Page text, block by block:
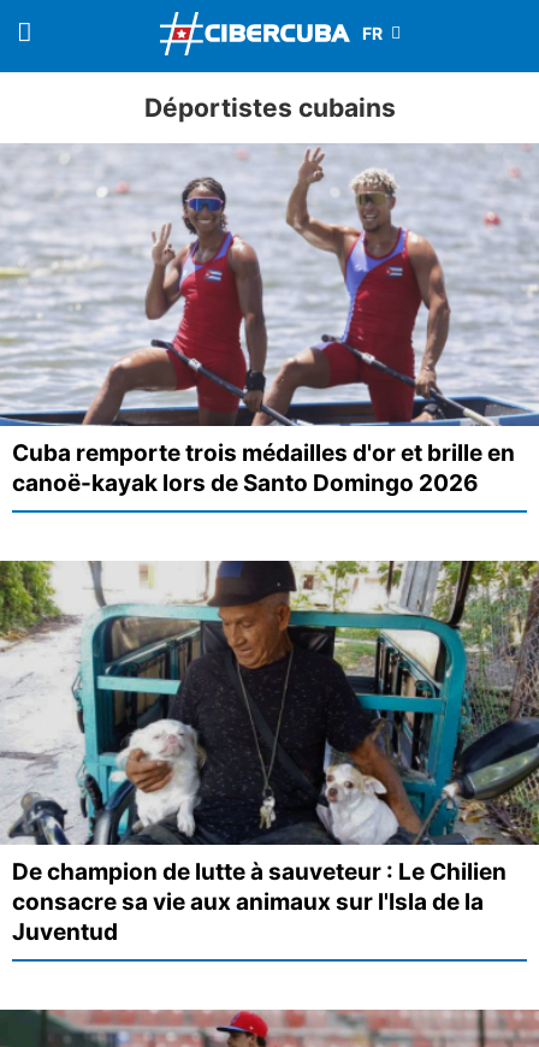
Déportistes cubains
Cuba remporte trois médailles d'or et brille en
canoë-kayak lors de Santo Domingo 2026
De champion de lutte à sauveteur : Le Chilien
consacre sa vie aux animaux sur l'Isla de la
Juventud